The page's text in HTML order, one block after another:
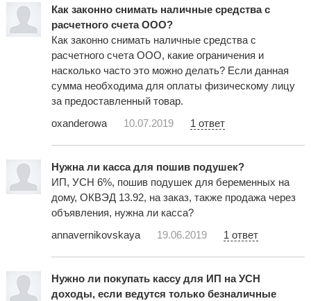
Как законно снимать наличные средства с
расчетного счета ООО?
Как законно снимать наличные средства с
расчетного счета ООО, какие ограничения и
насколько часто это можно делать? Если данная
сумма необходима для оплаты физическому лицу
за предоставленный товар.
oxanderowa
10.07.2019 1 ответ
Нужна ли касса для пошив подушек?
ИП, УСН 6%, пошив подушек для беременных на
дому, ОКВЭД 13.92, на заказ, также продажа через
объявления, нужна ли касса?
annavernikovskaya
19.06.2019 1 ответ
Нужно ли покупать кассу для ИП на УСН
доходы, если ведутся только безналичные